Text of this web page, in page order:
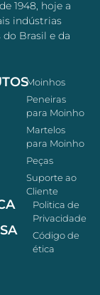
1948, hoje a
indústrias
Brasil e da
Moinhos
Peneiras
para Moinho
Martelos
para Moinho
Peças
Suporte ao
Cliente
Politica de
Privacidade
Código de
ética